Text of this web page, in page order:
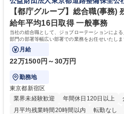
リモート可
きます。 残業少なめ、週1日リモート可な
ち長期活躍できる環境です。 「これまで
キャリアを築きたい」という前向きな意欲
歴・資格 学歴：大学院 大学 高専 短大 専
簿記検定1級 日商簿記検定2級 日商簿記検
【都庁グループ】総合職(事務)
給年平均16日取得 一般事務
当社の総合職として、ジョブローテーションによ
部門の部署等幅広い部署での業務をお任せいたし
ております！ ※下記業務詳細
月給
22万1500円～30万円
勤務地
東京都新宿区
業界未経験歓迎
年間休日120日以上
月平均残業時間20時間以内
転勤なし